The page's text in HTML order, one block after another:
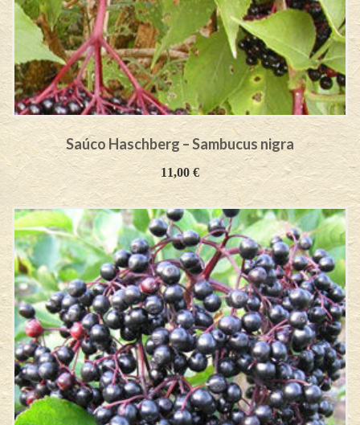
Saúco Haschberg – Sambucus nigra
11,00 €